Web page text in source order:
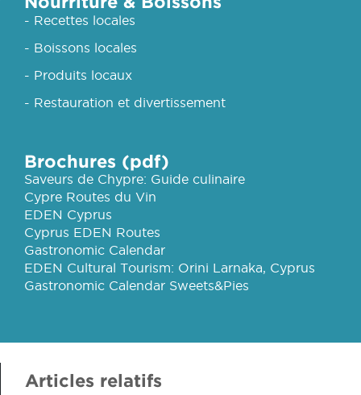
- Recettes locales
- Boissons locales
- Produits locaux
- Restauration et divertissement
Brochures (pdf)
Saveurs de Chypre: Guide culinaire
Cypre Routes du Vin
EDEN Cyprus
Cyprus EDEN Routes
Gastronomic Calendar
EDEN Cultural Tourism: Orini Larnaka, Cyprus
Gastronomic Calendar Sweets&Pies
Articles relatifs